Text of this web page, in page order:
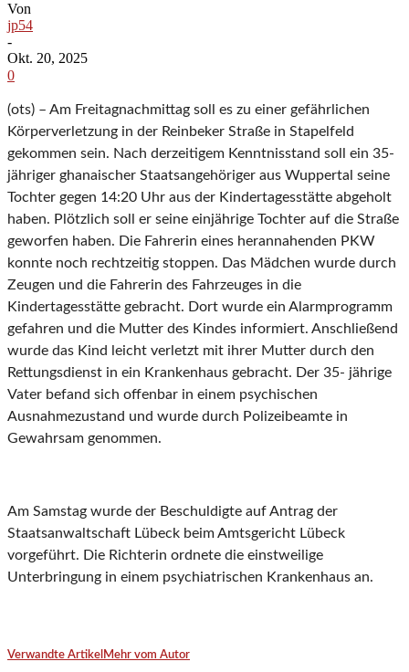
Von
jp54
-
Okt. 20, 2025
0
(ots) – Am Freitagnachmittag soll es zu einer gefährlichen
Körperverletzung in der Reinbeker Straße in Stapelfeld
gekommen sein. Nach derzeitigem Kenntnisstand soll ein 35-
jähriger ghanaischer Staatsangehöriger aus Wuppertal seine
Tochter gegen 14:20 Uhr aus der Kindertagesstätte abgeholt
haben. Plötzlich soll er seine einjährige Tochter auf die Straße
geworfen haben. Die Fahrerin eines herannahenden PKW
konnte noch rechtzeitig stoppen. Das Mädchen wurde durch
Zeugen und die Fahrerin des Fahrzeuges in die
Kindertagesstätte gebracht. Dort wurde ein Alarmprogramm
gefahren und die Mutter des Kindes informiert. Anschließend
wurde das Kind leicht verletzt mit ihrer Mutter durch den
Rettungsdienst in ein Krankenhaus gebracht. Der 35- jährige
Vater befand sich offenbar in einem psychischen
Ausnahmezustand und wurde durch Polizeibeamte in
Gewahrsam genommen.
Am Samstag wurde der Beschuldigte auf Antrag der
Staatsanwaltschaft Lübeck beim Amtsgericht Lübeck
vorgeführt. Die Richterin ordnete die einstweilige
Unterbringung in einem psychiatrischen Krankenhaus an.
Verwandte Artikel Mehr vom Autor